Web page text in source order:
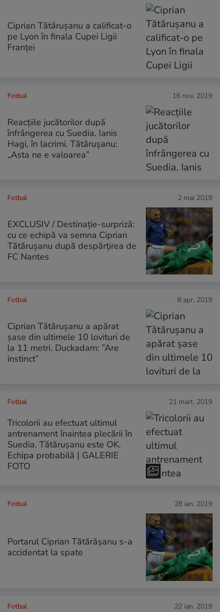
Ciprian Tătărușanu a calificat-o
pe Lyon în finala Cupei Ligii
Franței
Fotbal 16 nov. 2019
Reacțiile jucătorilor după
înfrângerea cu Suedia. Ianis
Hagi, în lacrimi. Tătărușanu:
„Asta ne e valoarea”
Fotbal 2 mai 2019
EXCLUSIV / Destinație-surpriză:
cu ce echipă va semna Ciprian
Tătărușanu după despărțirea de
FC Nantes
Fotbal 8 apr. 2019
Ciprian Tătărușanu a apărat
șase din ultimele 10 lovituri de
la 11 metri. Duckadam: ”Are
instinct”
Fotbal 21 mart. 2019
Tricolorii au efectuat ultimul
antrenament înaintea plecării în
Suedia. Tătărușanu este OK.
Echipa probabilă | GALERIE
FOTO
Fotbal 28 ian. 2019
Portarul Ciprian Tătărășanu s-a
accidentat la spate
Fotbal 22 ian. 2019